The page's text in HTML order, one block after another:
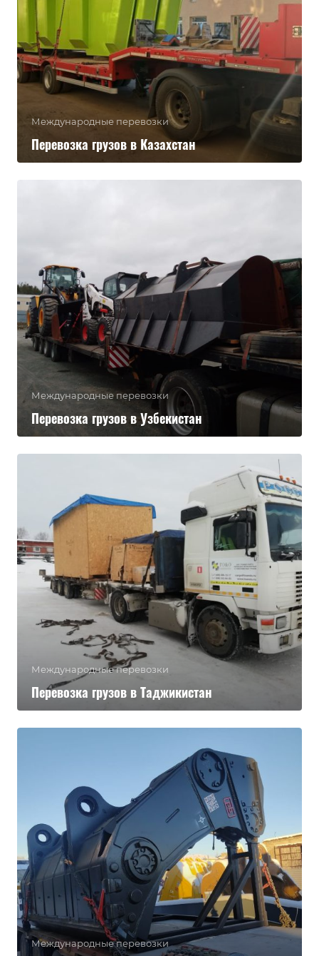
Международные перевозки
Перевозка грузов в Казахстан
Международные перевозки
Перевозка грузов в Узбекистан
Международные перевозки
Перевозка грузов в Таджикистан
Международные перевозки